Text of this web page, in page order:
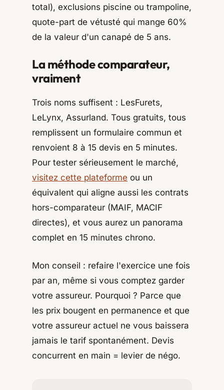
total), exclusions piscine ou trampoline,
quote-part de vétusté qui mange 60%
de la valeur d'un canapé de 5 ans.
La méthode comparateur,
vraiment
Trois noms suffisent : LesFurets,
LeLynx, Assurland. Tous gratuits, tous
remplissent un formulaire commun et
renvoient 8 à 15 devis en 5 minutes.
Pour tester sérieusement le marché,
visitez cette plateforme ou un
équivalent qui aligne aussi les contrats
hors-comparateur (MAIF, MACIF
directes), et vous aurez un panorama
complet en 15 minutes chrono.
Mon conseil : refaire l'exercice une fois
par an, même si vous comptez garder
votre assureur. Pourquoi ? Parce que
les prix bougent en permanence et que
votre assureur actuel ne vous baissera
jamais le tarif spontanément. Devis
concurrent en main = levier de négo.